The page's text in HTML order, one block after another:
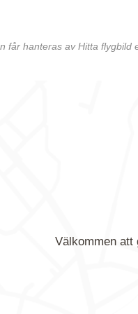
får hanteras av Hitta flygbild
Välkommen att